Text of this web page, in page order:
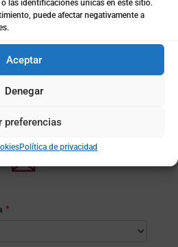
las identificaciones únicas en este sitio.
puede afectar negativamente a
Aceptar
Denegar
preferencias
Política de privacidad
de contacto
✉
*